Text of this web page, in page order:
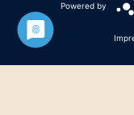
Powered by